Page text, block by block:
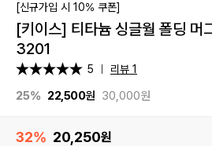
[신규가입 시 10% 쿠폰]
[키이스] 티타늄 싱글월 폴딩
3201
5 리뷰 1
25% 22,500원 30,000원
32% 20,250원